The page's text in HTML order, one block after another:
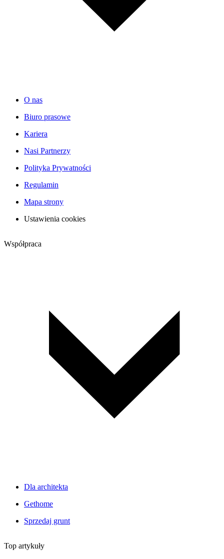
O nas
Biuro prasowe
Kariera
Nasi Partnerzy
Polityka Prywatności
Regulamin
Mapa strony
Ustawienia cookies
Współpraca
Dla architekta
Gethome
Sprzedaj grunt
Top artykuły